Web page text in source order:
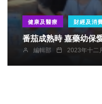
健康及醫療 財經及消
番茄成熟時 嘉
編輯部 2023年十二